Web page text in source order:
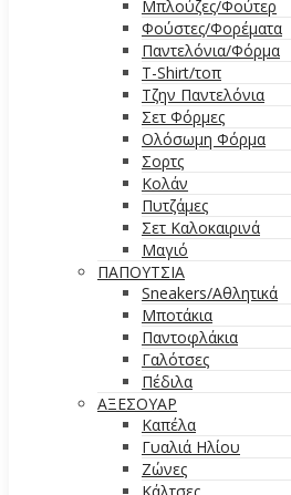
Μπλούζες/Φούτερ
Φούστες/Φορέματα
Παντελόνια/Φόρμα
T-Shirt/τοπ
Τζην Παντελόνια
Σετ Φόρμες
Ολόσωμη Φόρμα
Σορτς
Κολάν
Πυτζάμες
Σετ Καλοκαιρινά
Μαγιό
ΠΑΠΟΥΤΣΙΑ
Sneakers/Αθλητικά
Μποτάκια
Παντοφλάκια
Γαλότσες
Πέδιλα
ΑΞΕΣΟΥΑΡ
Καπέλα
Γυαλιά Ηλίου
Ζώνες